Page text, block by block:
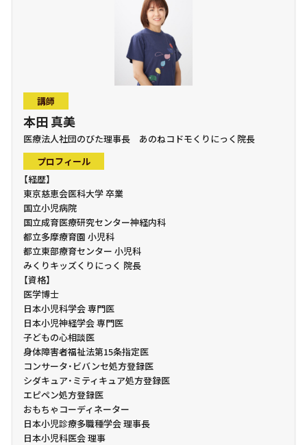
講師
本田 真美
医療法人社団のびた理事長 あのねコドモくりにっく院長
プロフィール
【経歴】
東京慈恵会医科大学 卒業
国立小児病院
国立成育医療研究センター神経内科
都立多摩療育園 小児科
都立東部療育センター 小児科
みくりキッズくりにっく 院長
【資格】
医学博士
日本小児科学会 専門医
日本小児神経学会 専門医
子どもの心相談医
身体障害者福祉法第15条指定医
コンサータ・ビバンセ処方登録医
シダキュア・ミティキュア処方登録医
エピペン処方登録医
おもちゃコーディネーター
日本小児診療多職種学会 理事長
日本小児科医会 理事